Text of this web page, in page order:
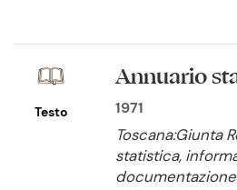
Testo
Annuario
1971
Toscana:Giunta
statistica,
documentazione